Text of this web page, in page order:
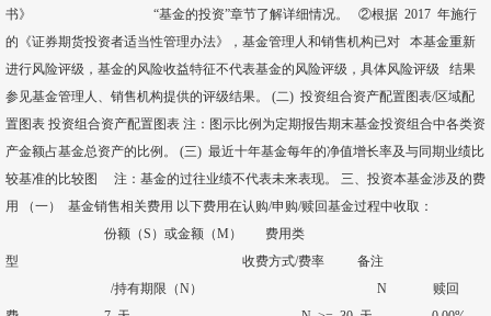
书》 “基金的投资”章节了解详细情况。 ②根据 2017 年施行
的《证券期货投资者适当性管理办法》，基金管理人和销售机构已对 本基金重新
进行风险评级，基金的风险收益特征不代表基金的风险评级，具体风险评级 结果
参见基金管理人、销售机构提供的评级结果。 (二) 投资组合资产配置图表/区域配
置图表 投资组合资产配置图表 注：图示比例为定期报告期末基金投资组合中各类资
产金额占基金总资产的比例。 (三) 最近十年基金每年的净值增长率及与同期业绩比
较基准的比较图 注：基金的过往业绩不代表未来表现。 三、投资本基金涉及的费
用 （一） 基金销售相关费用 以下费用在认购/申购/赎回基金过程中收取：
份额（S）或金额（M） 费用类
型 收费方式/费率 备注
/持有期限（N） N 赎回